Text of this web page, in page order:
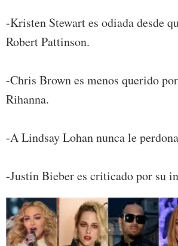
-Kristen Stewart es odiada desde
Robert Pattinson.
-Chris Brown es menos querido
Rihanna.
-A Lindsay Lohan nunca le
-Justin Bieber es criticado por su